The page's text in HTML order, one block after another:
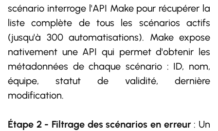
scénario interroge l'API Make pour récupérer la
liste complète de tous les scénarios actifs
(jusqu'à 300 automatisations). Make expose
nativement une API qui permet d'obtenir les
métadonnées de chaque scénario : ID, nom,
équipe, statut de validité, dernière
modification.
Étape 2 - Filtrage des scénarios en erreur: Un